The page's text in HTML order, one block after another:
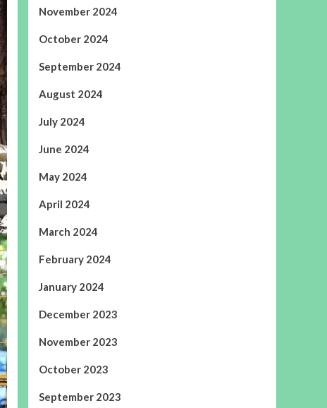
November 2024
October 2024
September 2024
August 2024
July 2024
June 2024
May 2024
April 2024
March 2024
February 2024
January 2024
December 2023
November 2023
October 2023
September 2023